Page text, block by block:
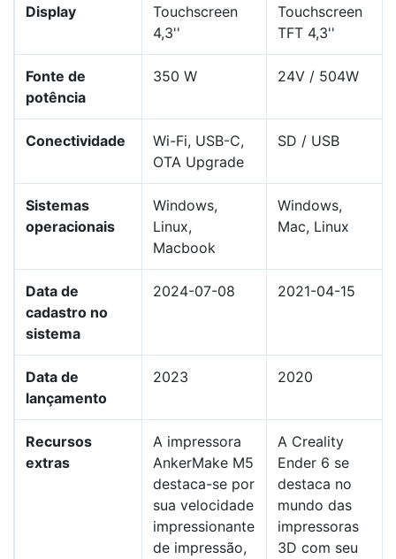
Display
Touchscreen
4,3''
Touchscreen
TFT 4,3''
Fonte de
potência
350 W 24V / 504W
Conectividade
Wi-Fi, USB-C,
OTA Upgrade
SD / USB
Sistemas
operacionais
Windows,
Linux,
Macbook
Windows,
Mac, Linux
Data de
cadastro no
sistema
2024-07-08 2021-04-15
Data de
lançamento
2023 2020
Recursos
extras
A impressora
AnkerMake M5
destaca-se por
sua velocidade
impressionante
de impressão,
A Creality
Ender 6 se
destaca no
mundo das
impressoras
3D com seu